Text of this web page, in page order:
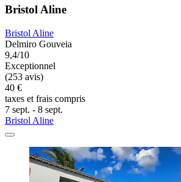
Bristol Aline
Bristol Aline
Delmiro Gouveia
9,4/10
Exceptionnel
(253 avis)
40 €
taxes et frais compris
7 sept. - 8 sept.
Bristol Aline